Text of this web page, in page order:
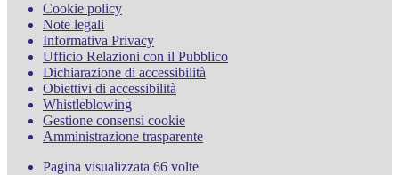
Cookie policy
Note legali
Informativa Privacy
Ufficio Relazioni con il Pubblico
Dichiarazione di accessibilità
Obiettivi di accessibilità
Whistleblowing
Gestione consensi cookie
Amministrazione trasparente
Pagina visualizzata 66 volte